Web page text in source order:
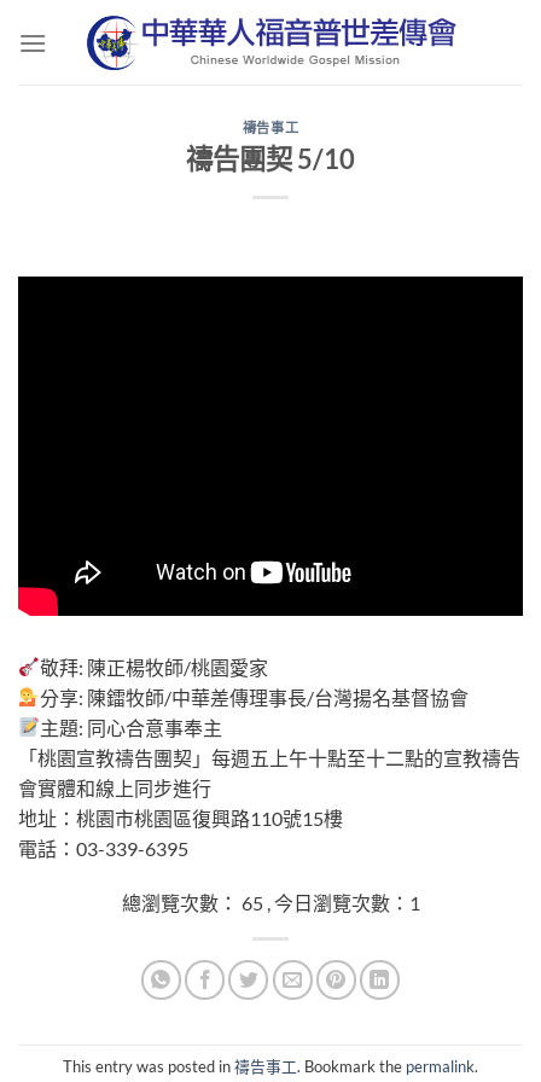
禱告事工
禱告團契 5/10
敬拜: 陳正楊牧師/桃園愛家
分享: 陳鐳牧師/中華差傳理事長/台灣揚名基督協會
主題: 同心合意事奉主
「桃園宣教禱告團契」每週五上午十點至十二點的宣教禱告
會實體和線上同步進行
地址：桃園市桃園區復興路110號15樓
電話：03-339-6395
總瀏覽次數： 65 , 今日瀏覽次數：1
This entry was posted in禱告事工. Bookmark the permalink.